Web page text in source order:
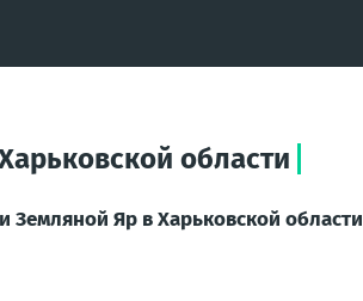
области
Земляной Яр в Харьковской области